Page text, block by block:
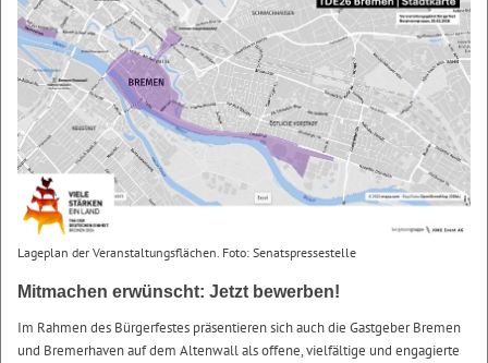
Lageplan der Veranstaltungsflächen. Foto: Senatspressestelle
Mitmachen erwünscht: Jetzt bewerben!
Im Rahmen des Bürgerfestes präsentieren sich auch die Gastgeber Bremen
und Bremerhaven auf dem Altenwall als offene, vielfältige und engagierte